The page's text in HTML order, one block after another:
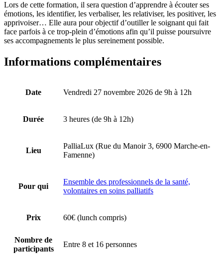
Lors de cette formation, il sera question d’apprendre à écouter ses
émotions, les identifier, les verbaliser, les relativiser, les positiver, les
apprivoiser… Elle aura pour objectif d’outiller le soignant qui fait
face parfois à ce trop-plein d’émotions afin qu’il puisse poursuivre
ses accompagnements le plus sereinement possible.
Informations complémentaires
Date Vendredi 27 novembre 2026 de 9h à 12h
Durée 3 heures (de 9h à 12h)
Lieu
PalliaLux (Rue du Manoir 3, 6900 Marche-en-
Famenne)
Pour qui
Ensemble des professionnels de la santé,
volontaires en soins palliatifs
Prix 60€ (lunch compris)
Nombre de
participants
Entre 8 et 16 personnes